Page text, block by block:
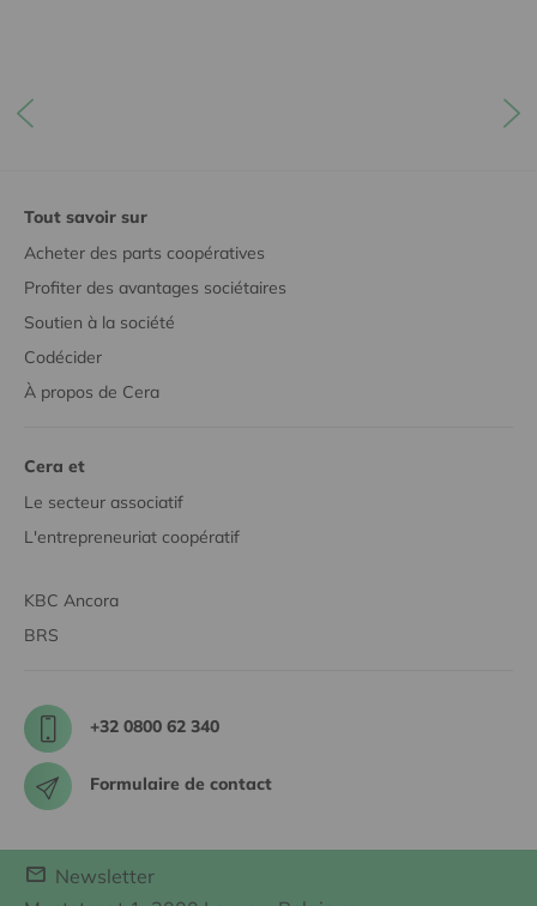
Tout savoir sur
Acheter des parts coopératives
Profiter des avantages sociétaires
Soutien à la société
Codécider
À propos de Cera
Cera et
Le secteur associatif
L'entrepreneuriat coopératif
KBC Ancora
BRS
+32 0800 62 340
Formulaire de contact
Newsletter